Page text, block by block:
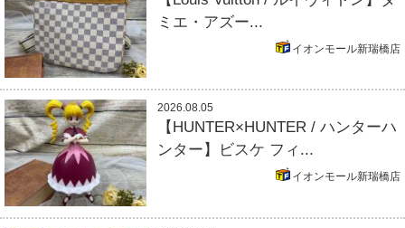
ミエ・アズー...
イオンモール新瑞橋店
2026.08.05
【HUNTER×HUNTER / ハンターハ
ンター】ビスケ フィ...
イオンモール新瑞橋店